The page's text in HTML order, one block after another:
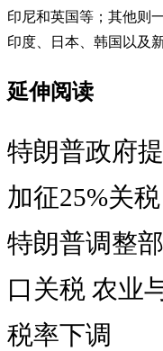
印尼和英国等；其他则
印度、日本、韩国以及
延伸阅读
特朗普政府
加征25%关税
特朗普调整
口关税 农业
税率下调